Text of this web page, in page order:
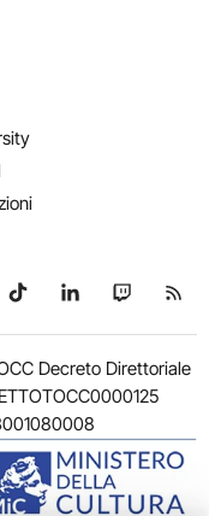
su Telegram
Seguici su TikTok
Seguici su
Seguici
Decreto Direttoriale